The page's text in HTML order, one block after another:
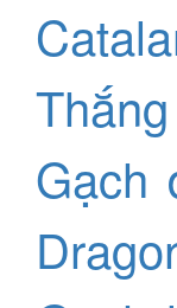
Thắng
Gạch